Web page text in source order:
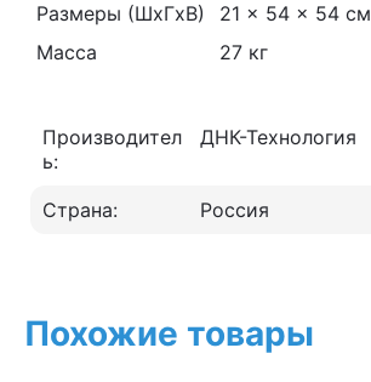
Размеры (ШxГxВ)
21 x 54 x 54 см
Масса
27 кг
Производител
ь:
ДНК-Технология
Страна: Россия
Похожие товары